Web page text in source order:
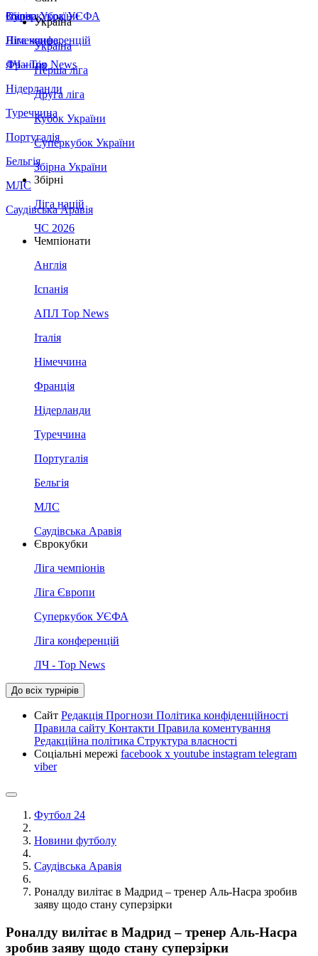
Збірна України
Італія
Німеччина
Франція
Нідерланди
Туреччина
Португалія
Бельгія
МЛС
Саудівська Аравія
Суперкубок УЄФА
Ліга конференцій
ЛЧ - Top News
Україна
Україна
Перша ліга
Друга ліга
Кубок України
Суперкубок України
Збірна України
Збірні
Ліга націй
ЧС 2026
Чемпіонати
Англія
Іспанія
АПЛ Top News
Італія
Німеччина
Франція
Нідерланди
Туреччина
Португалія
Бельгія
МЛС
Саудівська Аравія
Єврокубки
Ліга чемпіонів
Ліга Європи
Суперкубок УЄФА
Ліга конференцій
ЛЧ - Top News
До всіх турнірів
Сайт Редакція Прогнози Політика конфіденційності
Правила сайту Контакти Правила коментування
Редакційна політика Структура власності
Соціальні мережі facebook x youtube instagram telegram
viber
Футбол 24
Новини футболу
Саудівська Аравія
Роналду вилітає в Мадрид – тренер Аль-Насра зробив
заяву щодо стану суперзірки
Роналду вилітає в Мадрид – тренер Аль-Насра
зробив заяву щодо стану суперзірки